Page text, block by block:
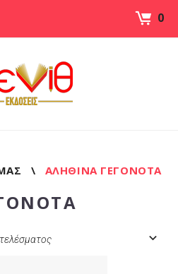
0
\ ΑΛΗΘΙΝΑ ΓΕΓΟΝΟΤΑ